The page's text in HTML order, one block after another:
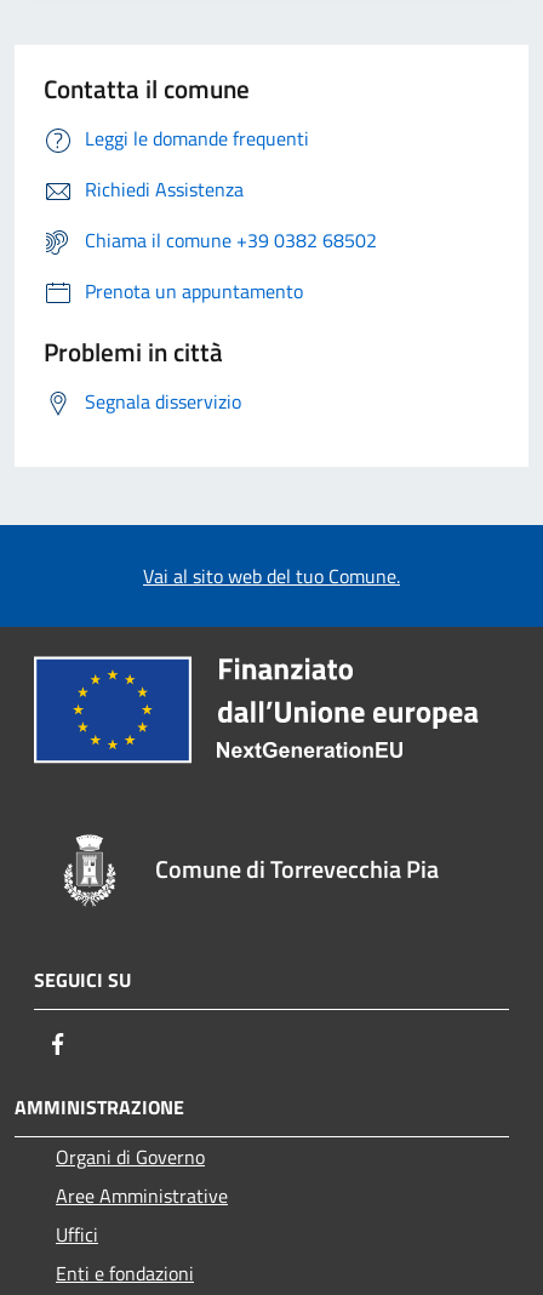
Contatta il comune
Leggi le domande frequenti
Richiedi Assistenza
Chiama il comune +39 0382 68502
Prenota un appuntamento
Problemi in città
Segnala disservizio
Vai al sito web del tuo Comune.
Comune di Torrevecchia Pia
SEGUICI SU
AMMINISTRAZIONE
Organi di Governo
Aree Amministrative
Uffici
Enti e fondazioni